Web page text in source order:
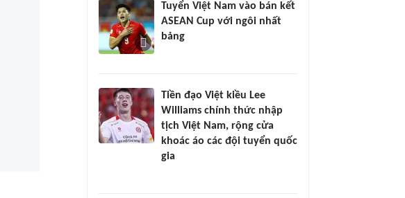
Tuyển Việt Nam vào bán kết
ASEAN Cup với ngôi nhất
bảng
Tiền đạo Việt kiều Lee
Williams chính thức nhập
tịch Việt Nam, rộng cửa
khoác áo các đội tuyển quốc
gia